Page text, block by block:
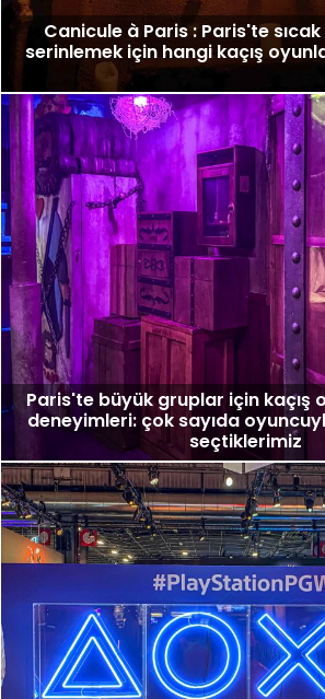
Canicule à Paris : Paris'te
serinlemek için hangi kaçış
Paris'te büyük gruplar için kaçış
deneyimleri: çok sayıda
seçtiklerimiz